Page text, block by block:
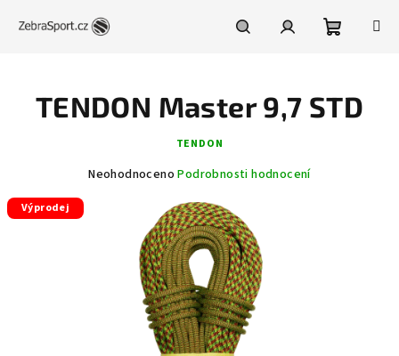
košík
TENDON Master 9,7 STD
TENDON
Průměrné
hvězdiček.
Neohodnoceno Podrobnosti hodnocení
Výprodej